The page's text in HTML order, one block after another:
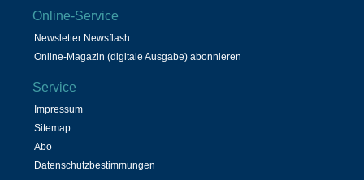
Online-Service
Newsletter Newsflash
Online-Magazin (digitale Ausgabe) abonnieren
Service
Impressum
Sitemap
Abo
Datenschutzbestimmungen